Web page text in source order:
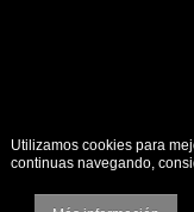
Utilizamos cookies para
continuas navegando,